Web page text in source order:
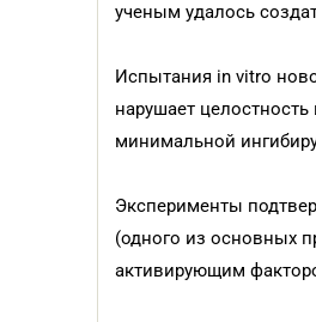
ученым удалось
Испытания in vitro
нарушает
минимальной
Эксперименты
(одного из основных
активирующим